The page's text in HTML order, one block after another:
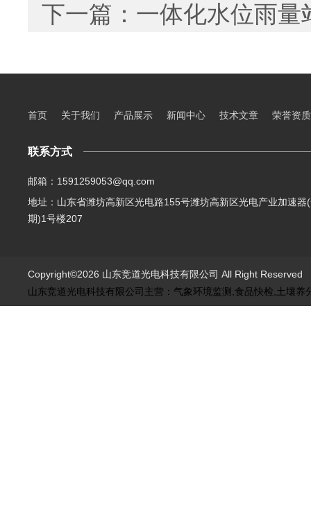
下一篇： 一体化水位雨量
首页 关于我们 产品展示 新闻中心 技术文章 荣誉资质
联系方式
邮箱：1591259053@qq.com
地址：山东省潍坊高新区光电路155号潍坊高新区光电产业加速器
期)1号楼207
Copyright©2026 山东竞道光电科技有限公司 All Right
山东竞道光电科技有限公司主营：气象环境监测,食品快检,土壤养